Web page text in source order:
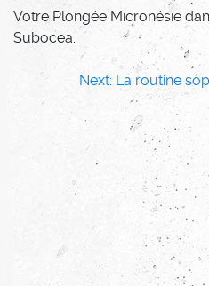
Votre Plongée Micronésie
Subocea.
Navigation
l’article
Next: La routine